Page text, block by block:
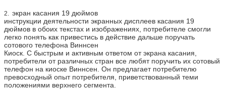
тело
долгосрочной пользой, цветом можно подгонять
Варианты
оборудования
Чеканьте акцептор, акцептор счета, читателя
карты, блок развертки отпечатка пальцев, блок
развертки штрихкода, принтер билета
Вифи, 3Г
Если часть вы хотите добавлять включенные
вышеуказанные, то пожалуйста спросите нам.
2. экран касания 19 дюймов
инструкции деятельности экранных дисплеев касания 19
дюймов в обоих текстах и изображениях, потребителе смогли
легко понять как привестись в действие дальше поручать
сотового телефона Виннсен
Киоск. С быстрым и активным ответом от экрана касания,
потребители от различных стран все любят поручить их сотовый
телефон на киоске Виннсен. Он предлагает потребителю
превосходный опыт потребителя, приветствованный теми
положениями верхнего сегмента.